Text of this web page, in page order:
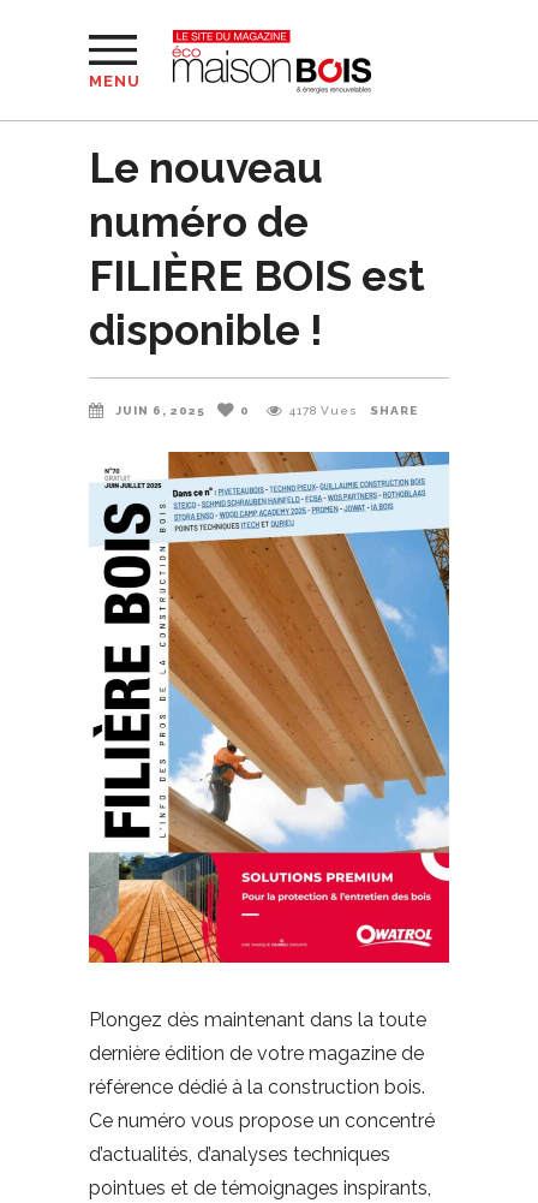
MENU
Le nouveau
numéro de
FILIÈRE BOIS est
disponible !
JUIN 6, 2025 0 4178 Vues SHARE
Plongez dès maintenant dans la toute
dernière édition de votre magazine de
référence dédié à la construction bois.
Ce numéro vous propose un concentré
d’actualités, d’analyses techniques
pointues et de témoignages inspirants,